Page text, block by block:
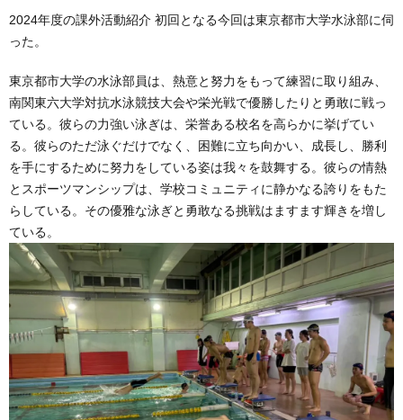
2024年度の課外活動紹介 初回となる今回は東京都市大学水泳部に伺
った。
東京都市大学の水泳部員は、熱意と努力をもって練習に取り組み、
南関東六大学対抗水泳競技大会や栄光戦で優勝したりと勇敢に戦っ
ている。彼らの力強い泳ぎは、栄誉ある校名を高らかに挙げてい
る。彼らのただ泳ぐだけでなく、困難に立ち向かい、成長し、勝利
を手にするために努力をしている姿は我々を鼓舞する。彼らの情熱
とスポーツマンシップは、学校コミュニティに静かなる誇りをもた
らしている。その優雅な泳ぎと勇敢なる挑戦はますます輝きを増し
ている。